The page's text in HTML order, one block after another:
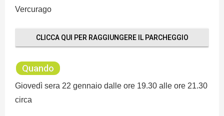
Vercurago
CLICCA QUI PER RAGGIUNGERE IL PARCHEGGIO
Quando
Giovedì sera 22 gennaio dalle ore 19.30 alle ore 21.30
circa